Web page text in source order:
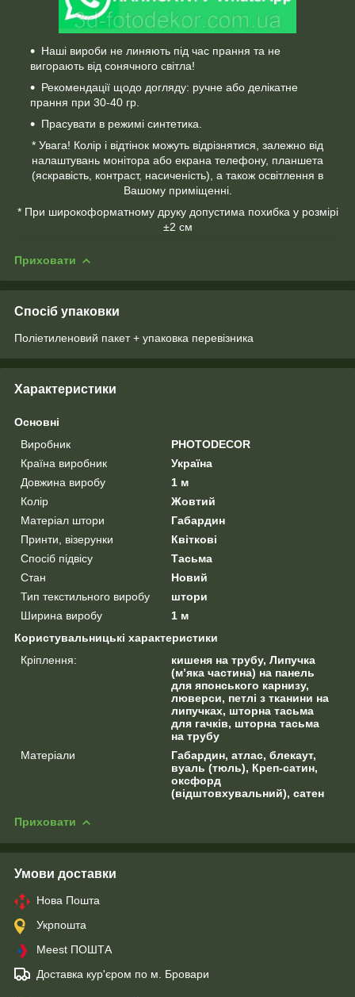
Наші вироби не линяють під час прання та не
вигорають від сонячного світла!
Рекомендації щодо догляду: ручне або делікатне
прання при 30-40 гр.
Прасувати в режимі синтетика.
* Увага! Колір і відтінок можуть відрізнятися, залежно від
налаштувань монітора або екрана телефону, планшета
(яскравість, контраст, насиченість), а також освітлення в
Вашому приміщенні.
* При широкоформатному друку допустима похибка у розмірі
±2 см
Приховати
Спосіб упаковки
Поліетиленовий пакет + упаковка перевізника
Характеристики
Основні
Виробник
PHOTODECOR
Країна виробник
Україна
Довжина виробу
1 м
Колір
Жовтий
Матеріал штори
Габардин
Принти, візерунки
Квіткові
Спосіб підвісу
Тасьма
Стан
Новий
Тип текстильного виробу
штори
Ширина виробу
1 м
Користувальницькі характеристики
Кріплення:
кишеня на трубу, Липучка
(м’яка частина) на панель
для японського карнизу,
люверси, петлі з тканини на
липучках, шторна тасьма
для гачків, шторна тасьма
на трубу
Матеріали
Габардин, атлас, блекаут,
вуаль (тюль), Креп-сатин,
оксфорд
(відштовхувальний), сатен
Приховати
Умови доставки
Нова Пошта
Укрпошта
Meest ПОШТА
Доставка кур'єром по м. Бровари